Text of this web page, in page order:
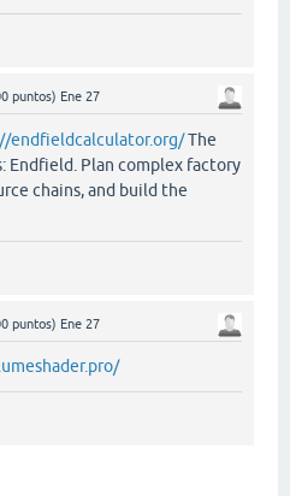
puntos) Ene 27
endfieldcalculator.org/The
Plan complex factory
chains, and build the
puntos) Ene 27